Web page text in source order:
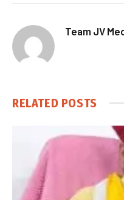
Team JV
RELATED POSTS